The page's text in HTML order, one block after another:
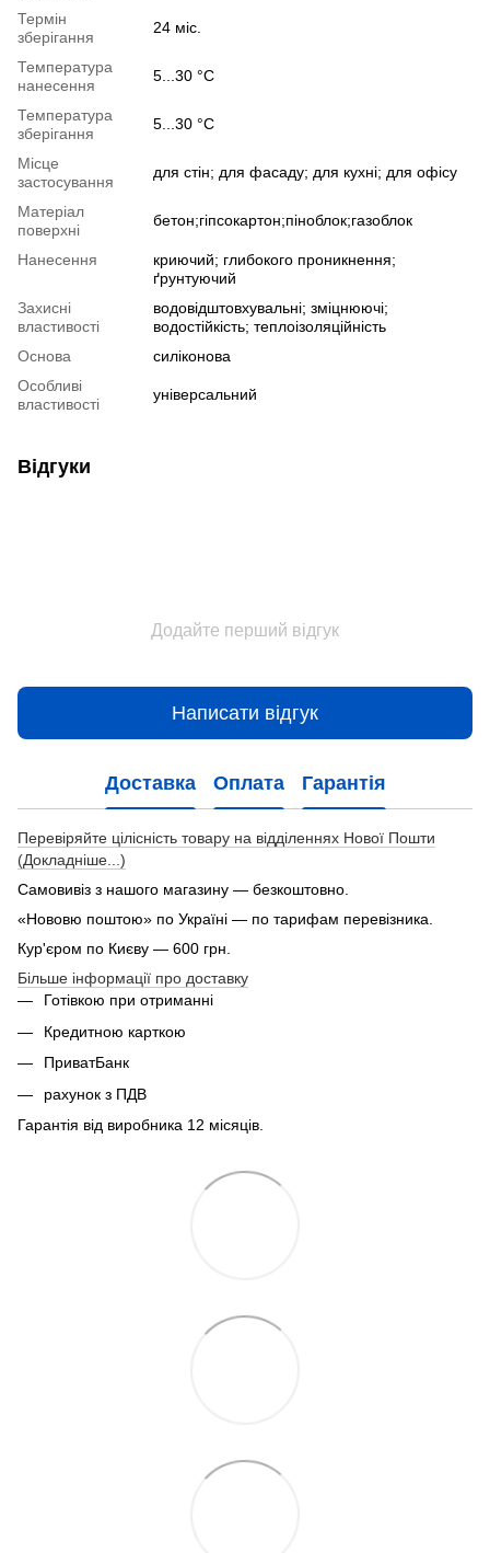
Термін
зберігання
24 міс.
Температура
нанесення
5...30 °C
Температура
зберігання
5...30 °C
Місце
застосування
для стін; для фасаду; для кухні; для офісу
Матеріал
поверхні
бетон;гіпсокартон;піноблок;газоблок
Нанесення
криючий; глибокого проникнення;
ґрунтуючий
Захисні
властивості
водовідштовхувальні; зміцнюючі;
водостійкість; теплоізоляційність
Основа
силіконова
Особливі
властивості
універсальний
Відгуки
Додайте перший відгук
Написати відгук
Доставка Оплата Гарантія
Перевіряйте цілісність товару на відділеннях Нової Пошти
(Докладніше...)
Самовивіз з нашого магазину — безкоштовно.
«Нововю поштою» по Україні — по тарифам перевізника.
Кур'єром по Києву — 600 грн.
Більше інформації про доставку
Готівкою при отриманні
Кредитною карткою
ПриватБанк
рахунок з ПДВ
Гарантія від виробника 12 місяців.